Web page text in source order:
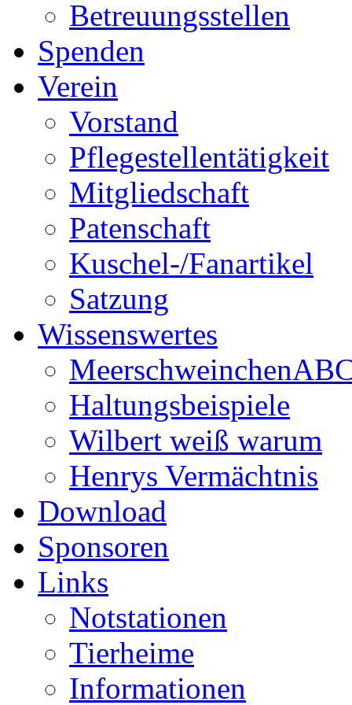
Betreuungsstellen
Spenden
Verein
Vorstand
Pflegestellentätigkeit
Mitgliedschaft
Patenschaft
Kuschel-/Fanartikel
Satzung
Wissenswertes
Haltungsbeispiele
Wilbert weiß warum
Henrys Vermächtnis
Download
Sponsoren
Links
Notstationen
Tierheime
Informationen